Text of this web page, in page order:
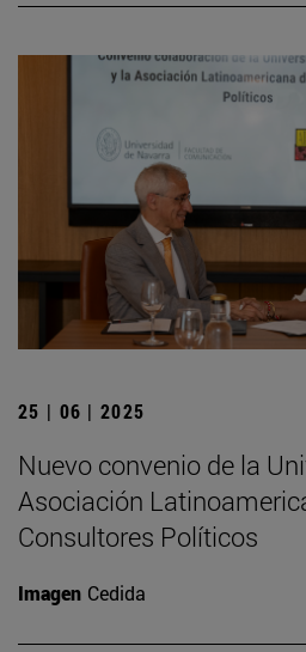
25 | 06 | 2025
Nuevo convenio de la
Asociación
Consultores Políticos
Imagen Cedida